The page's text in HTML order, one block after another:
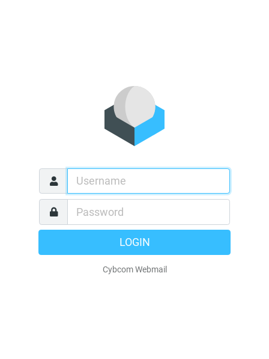
LOGIN
Cybcom Webmail